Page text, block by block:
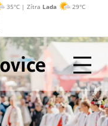
35°C | Zítra Lada 29°C